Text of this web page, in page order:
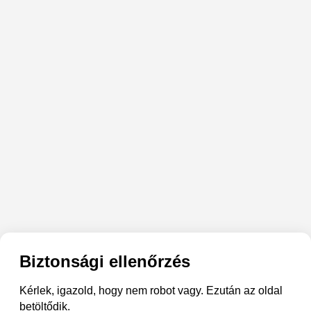
Biztonsági ellenőrzés
Kérlek, igazold, hogy nem robot vagy. Ezután az oldal
betöltődik.